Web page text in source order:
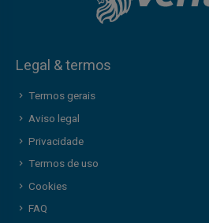
Legal & termos
Termos gerais
Aviso legal
Privacidade
Termos de uso
Cookies
FAQ